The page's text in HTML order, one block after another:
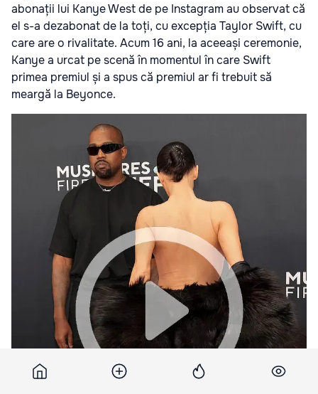
abonații lui Kanye West de pe Instagram au observat că
el s-a dezabonat de la toți, cu excepția Taylor Swift, cu
care are o rivalitate. Acum 16 ani, la aceeași ceremonie,
Kanye a urcat pe scenă în momentul în care Swift
primea premiul și a spus că premiul ar fi trebuit să
meargă la Beyonce.